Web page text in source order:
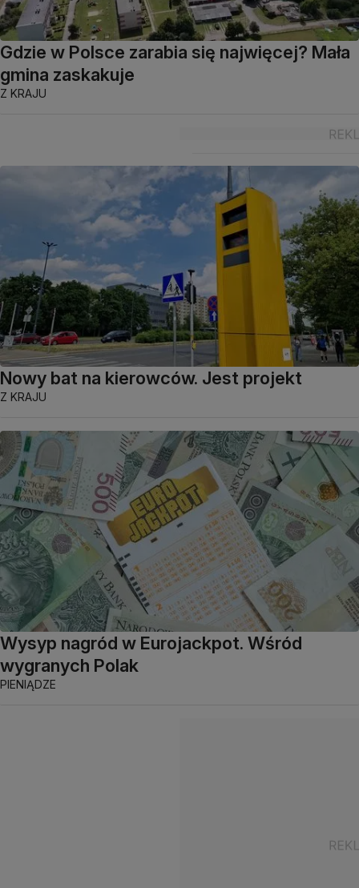
Gdzie w Polsce zarabia się najwięcej? Mała
gmina zaskakuje
Z KRAJU
Nowy bat na kierowców. Jest projekt
Z KRAJU
Wysyp nagród w Eurojackpot. Wśród
wygranych Polak
PIENIĄDZE